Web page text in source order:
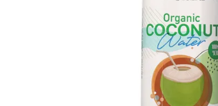
פירות וירקות